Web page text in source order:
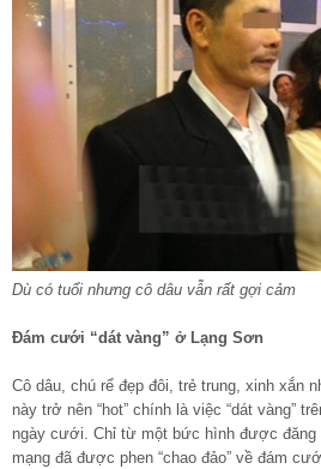
Dù có tuổi nhưng cô dâu vẫn rất gợi cảm
Đám cưới “dát vàng” ở Lạng Sơn
Cô dâu, chú rể đẹp đôi, trẻ trung, xinh xắn
này trở nên “hot” chính là việc “dát vàng”
ngày cưới. Chỉ từ một bức hình được đăng
mạng đã được phen “chao đảo” về đám